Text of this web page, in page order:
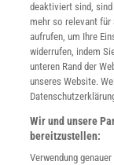
deaktiviert sind,
mehr so relevant für
aufrufen, um Ihre
widerrufen, indem
unteren Rand der
unseres Website.
Wir und unsere
bereitzustellen:
Verwendung